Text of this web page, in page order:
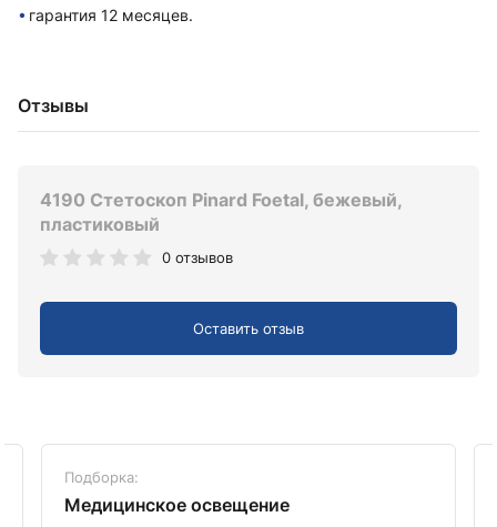
гарантия 12 месяцев.
Отзывы
4190 Стетоскоп Pinard Foetal, бежевый,
пластиковый
0 отзывов
Оставить отзыв
Подборка:
Медицинское освещение